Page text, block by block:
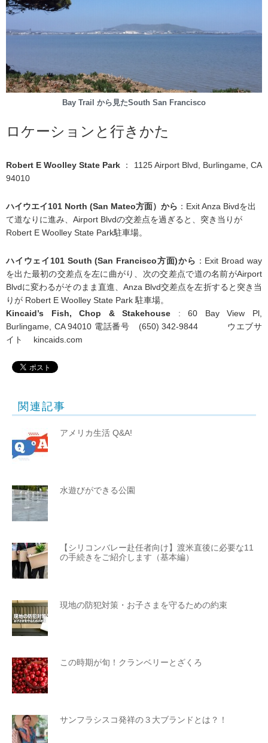
Bay Trail から見たSouth San Francisco
ロケーションと行きかた
Robert E Woolley State Park ： 1125 Airport Blvd, Burlingame, CA
94010
ハイウエイ101 North (San Mateo方面）から ：Exit Anza Bivdを出
て道なりに進み、Airport Blvdの交差点を過ぎると、突き当りが
Robert E Woolley State Park駐車場。
ハイウェイ101 South (San Francisco方面)から ：Exit Broad way
を出た最初の交差点を左に曲がり、次の交差点で道の名前がAirport
Blvdに変わるがそのまま直進、Anza Blvd交差点を左折すると突き当
りが Robert E Woolley State Park 駐車場。
Kincaid’s Fish, Chop & Stakehouse : 60 Bay View Pl,
Burlingame, CA 94010 電話番号 (650) 342-9844 ウエブサ
イト kincaids.com
関連記事
アメリカ生活 Q&A!
水遊びができる公園
【シリコンバレー赴任者向け】渡米直後に必要な11
の手続きをご紹介します（基本編）
現地の防犯対策・お子さまを守るための約束
この時期が旬！クランベリーとざくろ
サンフラシスコ発祥の３大ブランドとは？！